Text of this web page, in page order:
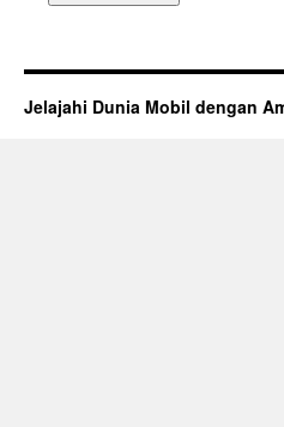
Jelajahi Dunia Mobil dengan